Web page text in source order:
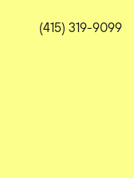
(415) 319-9099